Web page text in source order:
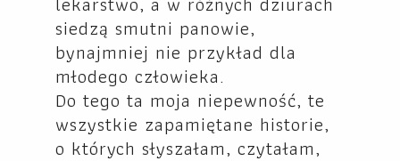
siedzą smutni panowie,
bynajmniej nie przykład dla
młodego człowieka.
Do tego ta moja niepewność, te
wszystkie zapamiętane historie,
o których słyszałam, czytałam,